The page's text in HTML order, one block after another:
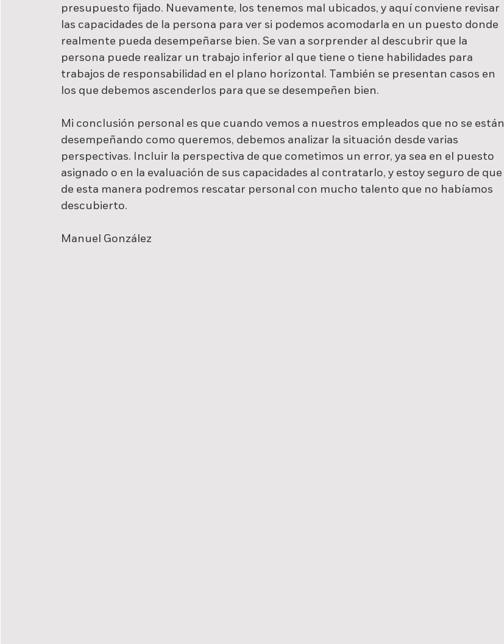
presupuesto fijado. Nuevamente, los tenemos mal ubicados, y aquí conviene revisar
las capacidades de la persona para ver si podemos acomodarla en un puesto donde
realmente pueda desempeñarse bien. Se van a sorprender al descubrir que la
persona puede realizar un trabajo inferior al que tiene o tiene habilidades para
trabajos de responsabilidad en el plano horizontal. También se presentan casos en
los que debemos ascenderlos para que se desempeñen bien.
Mi conclusión personal es que cuando vemos a nuestros empleados que no se están
desempeñando como queremos, debemos analizar la situación desde varias
perspectivas. Incluir la perspectiva de que cometimos un error, ya sea en el puesto
asignado o en la evaluación de sus capacidades al contratarlo, y estoy seguro de que
de esta manera podremos rescatar personal con mucho talento que no habíamos
descubierto.
Manuel González